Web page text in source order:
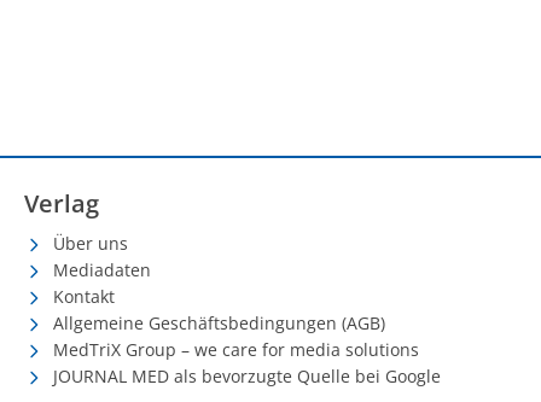
Verlag
Über uns
Mediadaten
Kontakt
Allgemeine Geschäftsbedingungen (AGB)
MedTriX Group – we care for media solutions
JOURNAL MED als bevorzugte Quelle bei Google